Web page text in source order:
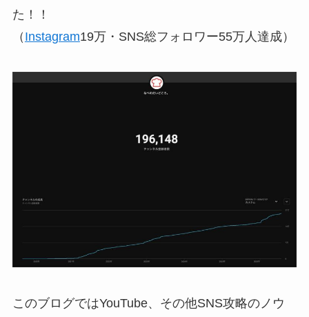
た！！
（ Instagram19万・SNS総フォロワー55万人達成）
このブログではYouTube、その他SNS攻略のノウ